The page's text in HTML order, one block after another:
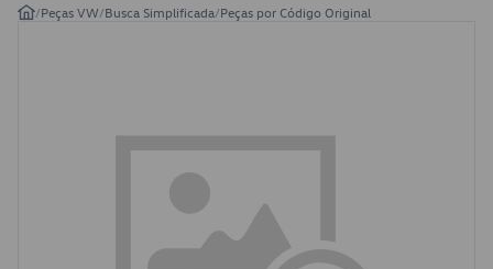
/Peças VW/Busca Simplificada/Peças por Código Original